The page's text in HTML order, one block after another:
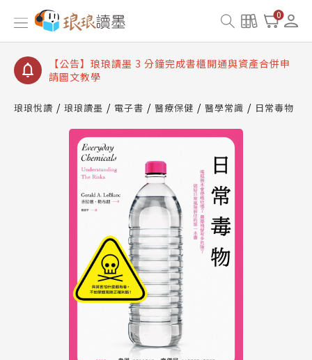
0
【公告】琅琅讀墨數位閱讀資產合併與書櫃開通申請
【公告】琅琅讀墨書櫃開通常見問題
【公告】琅琅讀墨 3 分鐘完成書櫃開通與資產合併申
請圖文教學
查詢
【公告】琅琅讀墨數位閱讀資產合併與書櫃開通申請
琅琅悅讀 琅琅讀墨 電子書 醫療保健 醫學常識 日常毒物